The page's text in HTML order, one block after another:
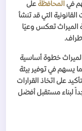
في المحافظة على
التي قد تنشأ
الميراث تعكس وعيًا
الميراث خطوة أساسية
يسهم في توفير بيئة
على اتخاذ القرارات
لبناء مستقبل أفضل